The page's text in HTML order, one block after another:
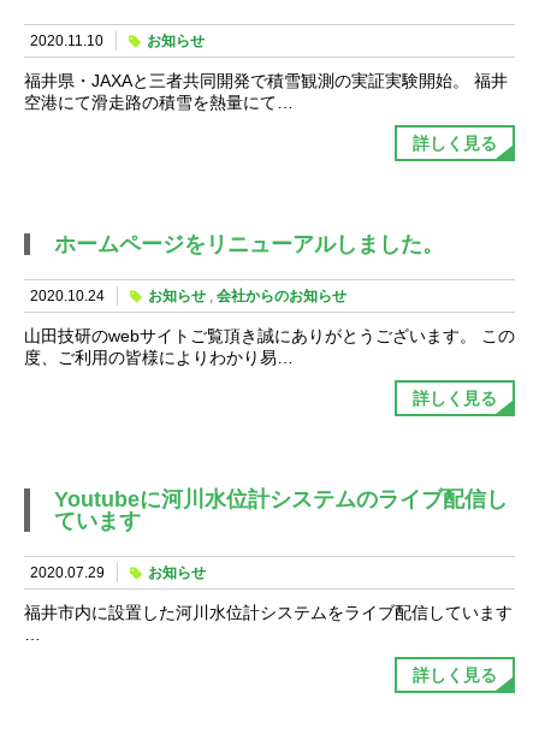
2020.11.10 お知らせ
福井県・JAXAと三者共同開発で積雪観測の実証実験開始。 福井
空港にて滑走路の積雪を熱量にて…
詳しく見る
ホームページをリニューアルしました。
2020.10.24 お知らせ , 会社からのお知らせ
山田技研のwebサイトご覧頂き誠にありがとうございます。 この
度、ご利用の皆様によりわかり易…
詳しく見る
Youtubeに河川水位計システムのライブ配信し
ています
2020.07.29 お知らせ
福井市内に設置した河川水位計システムをライブ配信しています
詳しく見る